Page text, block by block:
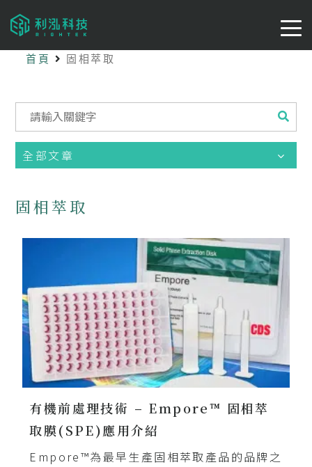
首頁 固相萃取
全部文章
固相萃取
有機前處理技術 – Empore™ 固相萃
取膜(SPE)應用介紹
Empore™為最早生產固相萃取產品的品牌之